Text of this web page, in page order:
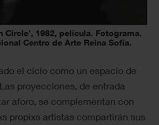
Circle’, 1982, película. Fotograma.
Centro de Arte Reina Sofía.
el ciclo como un espacio de
proyecciones, de entrada
aforo, se complementan con
propixs artistas compartirán sus